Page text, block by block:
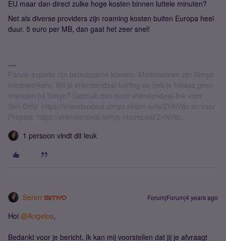
EU maar dan direct zulke hoge kosten binnen luttele minuten?
Net als diverse providers zijn roaming kosten buiten Europa heel
duur. 5 euro per MB, dan gaat het zeer snel!
Forum experts zijn behulpzame klanten. Moderatoren zijn Simyo
medewerkers. Wil je vriendendeal-korting en heb je helaas geen
vrienden bij Simyo? Gebruik dan deze vriendendeal-link voor
Sim-Only: https://vriendendeal.simyo.nl/sim-only/ZnNV6c en voor
Prepaid: https://vriendendeal.simyo.nl/prepaid/ZnNV6c.
1 persoon vindt dit leuk
Seren Forum|Forum|4 years ago
Hoi @Angelos,
Bedankt voor je bericht. Ik kan mij voorstellen dat jij je afvraagt